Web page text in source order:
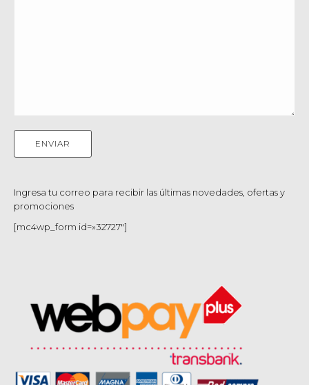
Ingresa tu correo para recibir las últimas novedades, ofertas y
promociones
[mc4wp_form id=»32727″]